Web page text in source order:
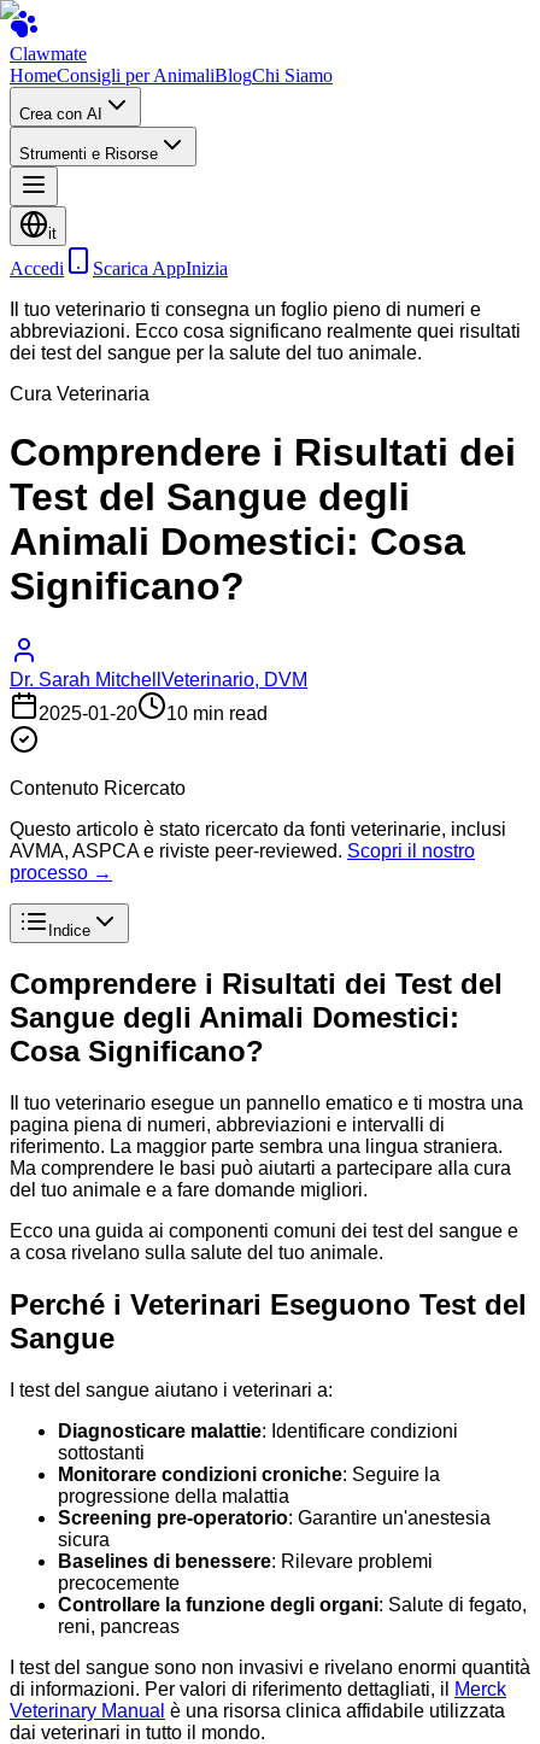
Clawmate
HomeConsigli per AnimaliBlogChi Siamo
Crea con AI
Strumenti e Risorse
it
Accedi Scarica AppInizia
Il tuo veterinario ti consegna un foglio pieno di numeri e
abbreviazioni. Ecco cosa significano realmente quei risultati
dei test del sangue per la salute del tuo animale.
Cura Veterinaria
Comprendere i Risultati dei
Test del Sangue degli
Animali Domestici: Cosa
Significano?
Dr. Sarah Mitchell Veterinario, DVM
2025-01-20
10 min read
Contenuto Ricercato
Questo articolo è stato ricercato da fonti veterinarie, inclusi
AVMA, ASPCA e riviste peer-reviewed. Scopri il nostro
processo →
Indice
Comprendere i Risultati dei Test del
Sangue degli Animali Domestici:
Cosa Significano?
Il tuo veterinario esegue un pannello ematico e ti mostra una
pagina piena di numeri, abbreviazioni e intervalli di
riferimento. La maggior parte sembra una lingua straniera.
Ma comprendere le basi può aiutarti a partecipare alla cura
del tuo animale e a fare domande migliori.
Ecco una guida ai componenti comuni dei test del sangue e
a cosa rivelano sulla salute del tuo animale.
Perché i Veterinari Eseguono Test del
Sangue
I test del sangue aiutano i veterinari a:
Diagnosticare malattie: Identificare condizioni
sottostanti
Monitorare condizioni croniche: Seguire la
progressione della malattia
Screening pre-operatorio: Garantire un'anestesia
sicura
Baselines di benessere: Rilevare problemi
precocemente
Controllare la funzione degli organi: Salute di fegato,
reni, pancreas
I test del sangue sono non invasivi e rivelano enormi quantità
di informazioni. Per valori di riferimento dettagliati, il
Merck
Veterinary Manual è una risorsa clinica affidabile utilizzata
dai veterinari in tutto il mondo.